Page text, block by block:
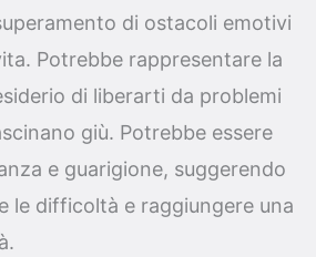
di ostacoli emotivi
Potrebbe rappresentare la
di liberarti da problemi
giù. Potrebbe essere
e guarigione, suggerendo
le difficoltà e raggiungere una